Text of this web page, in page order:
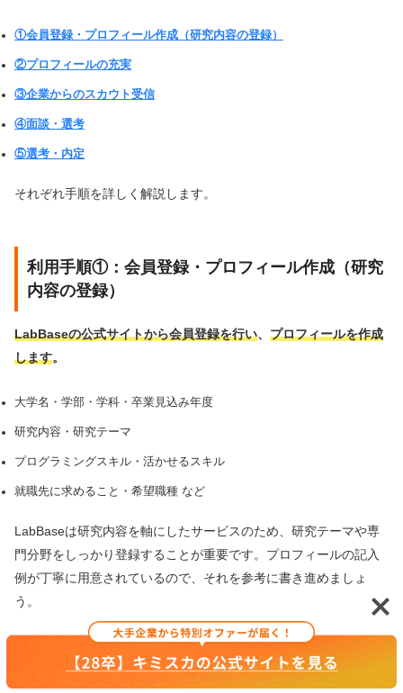
①会員登録・プロフィール作成（研究内容の登録）
②プロフィールの充実
③企業からのスカウト受信
④面談・選考
⑤選考・内定
それぞれ手順を詳しく解説します。
利用手順①：会員登録・プロフィール作成（研究
内容の登録）
LabBaseの公式サイトから会員登録を行い、 プロフィールを作成
します。
大学名・学部・学科・卒業見込み年度
研究内容・研究テーマ
プログラミングスキル・活かせるスキル
就職先に求めること・希望職種 など
LabBaseは研究内容を軸にしたサービスのため、研究テーマや専
門分野をしっかり登録することが重要です。プロフィールの記入
例が丁寧に用意されているので、それを参考に書き進めましょ
う。
利用手順②：プロフィールの充実